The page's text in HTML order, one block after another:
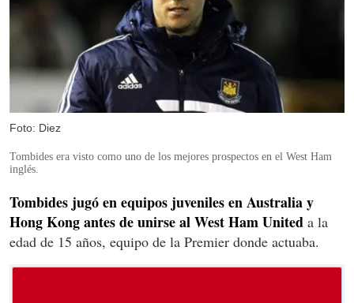
Foto: Diez
Tombides era visto como uno de los mejores prospectos en el West Ham
inglés.
Tombides jugó en equipos juveniles en Australia y
Hong Kong antes de unirse al West Ham United a la
edad de 15 años, equipo de la Premier donde actuaba.